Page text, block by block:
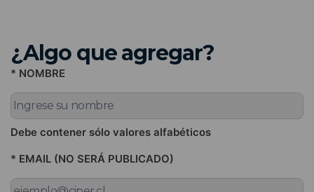
¿Algo que agregar?
* NOMBRE
Debe contener sólo valores alfabéticos
* EMAIL (NO SERÁ PUBLICADO)